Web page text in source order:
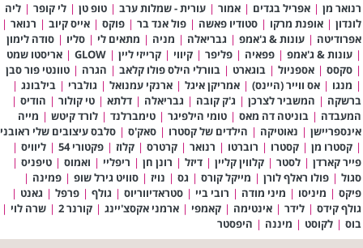
רנואר מן | אפריל בגדים | אמור | עורית - שמלות ערב | טופ טן | לי קופר | ליה
לונדון | אופנת מרקו | סטודיו פאשה | פול אנד בר | פוקס | אייס קיוב | רנואר |
אפרודיטה | עונות & ג'אמפ | גבריאלה | מניה | מתאים לי | סליו | סודה לימון
| עונות & ג'אמפ | פפאיה | פליפר | קיווי | קרייזי ליין |
GLOW
| אריסטו שמט
| סקסס | אספניול | בוגארט | בוורלי הילס פולו קלאב | הגרה | טוונטי פור סבן
| מנגו | אס ווייר (היינס) | אמריקן איגל | ארנקי עמנואל | גולברי | בילבונג |
ברשקה | המשביר לצרכן | ג'ק קובה | גבריאלה | דלתא | טי קולור | הודיס |
המעבדה | בוניטה דה מאס | טומי הילפיגר | טימברלנד | לורד קיטש | מייה
אינספריישן | נאוטיקה | הילדים של קסטרו | סאק'ס | סלבס עיצובים שלי ראובני
| קסטרו מן | קסטרו | רוברטו | רנואר | קרטרס | קלוז | פקטורי 54 | ליוויס |
פייר קארדן | לסטר | קלווין קליין | דיזל | רונן חן | ריפליי | ואמוס | טיפניס |
סגול | פולו ראלף לורן | מייקל קורס | גס | נויז | סוויט גירל שופ | פמינה |
פיקס | מיניסו | מיני מודה | רובי ביי | סטראדיווריוס | גולף | פרפל | גאנט |
גולף קידס | לידר | אינטימה | קאמפי | ארמני אקסצ'יינג | קורנר 2 | שרה לוי |
בוס | לקוסט | מיננה | היפסטר